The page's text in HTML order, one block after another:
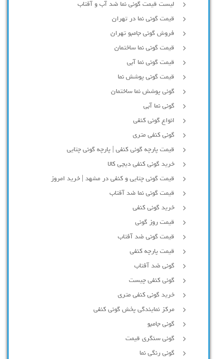
لیست قیمت گونی نما ضد آب و آفتاب
قیمت گونی نما در تهران
فروش گونی جامبو تهران
قیمت گونی نما ساختمان
قیمت گونی نما آبی
قیمت گونی پوشش نما
گونی پوشش نما ساختمان
گونی نما آبی
انواع گونی کنفی
گونی کنفی متری
قیمت پارچه گونی کنفی | پارچه گونی چتایی
خرید گونی کنفی دیجی کالا
قیمت گونی چتایی و کنفی در مشهد | خرید امروز
قیمت گونی نما ضد آفتاب
خرید گونی کنفی
قیمت روز گونی
قیمت گونی ضد آفتاب
قیمت پارچه کنفی
گونی ضد آفتاب
گونی کنفی چیست
خرید گونی کنفی متری
مرکز نمایندگی پخش گونی کنفی
گونی جامبو
گونی سنگری قیمت
گونی رنگی نما